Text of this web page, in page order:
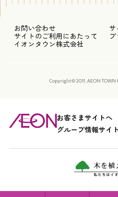
お問い合わせ
サ
サイトのご利用にあたって
イオンタウン株式会社
Copyright © 2011, AEON
お客さまサイトへ
グループ情報サイ